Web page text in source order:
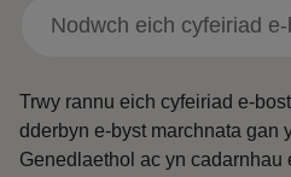
Trwy rannu eich cyfeiriad e-
dderbyn e-byst marchnata gan
Genedlaethol ac yn cadarnhau